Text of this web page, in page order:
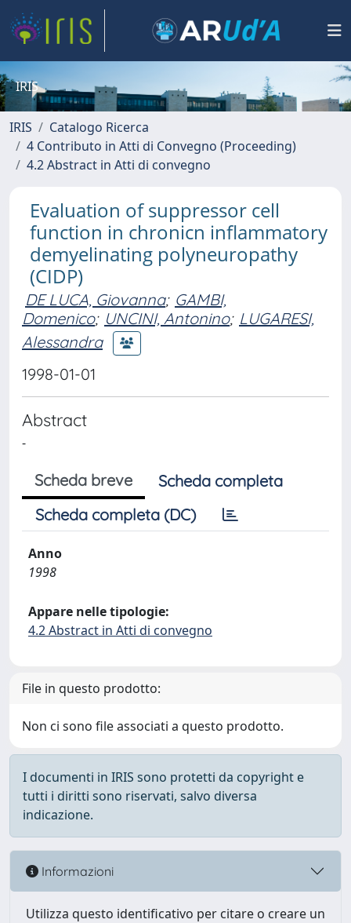
IRIS
IRIS
Catalogo Ricerca
4 Contributo in Atti di Convegno (Proceeding)
4.2 Abstract in Atti di convegno
Evaluation of suppressor cell
function in chronicn inflammatory
demyelinating polyneuropathy
(CIDP)
DE LUCA, Giovanna; GAMBI,
Domenico; UNCINI, Antonino; LUGARESI,
Alessandra
1998-01-01
Abstract
-
Scheda breve
Scheda completa
Scheda completa (DC)
Anno
1998
Appare nelle tipologie:
4.2 Abstract in Atti di convegno
File in questo prodotto:
Non ci sono file associati a questo prodotto.
I documenti in IRIS sono protetti da copyright e
tutti i diritti sono riservati, salvo diversa
indicazione.
Informazioni
Utilizza questo identificativo per citare o creare un